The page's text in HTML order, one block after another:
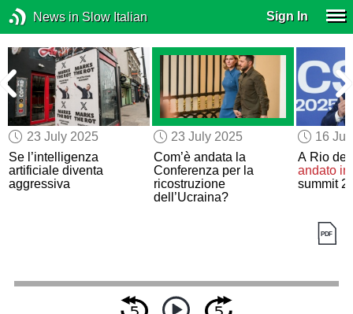
News in Slow Italian Sign In
23 July 2025
Se l’intelligenza
artificiale diventa
aggressiva
23 July 2025
Com’è andata la
Conferenza per la
ricostruzione
dell’Ucraina?
16
A Rio de
andato in
summit